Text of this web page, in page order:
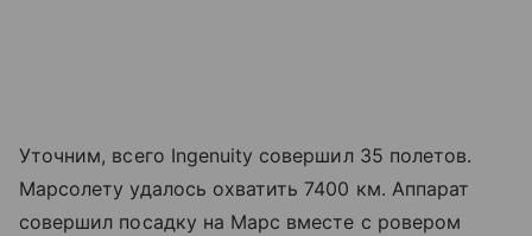
Уточним, всего Ingenuity совершил 35 полетов.
Марсолету удалось охватить 7400 км. Аппарат
совершил посадку на Марс вместе с ровером